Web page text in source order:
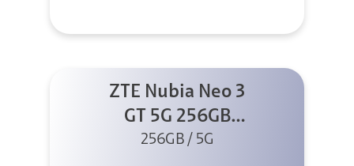
ZTE Nubia Neo 3
GT 5G 256GB
Gris
256GB / 5G